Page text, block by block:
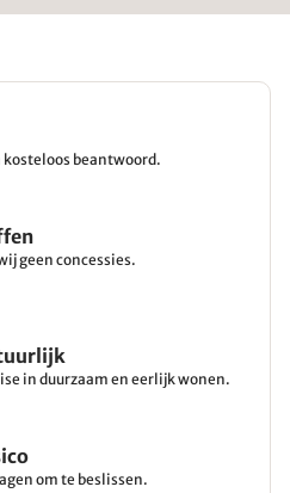
beantwoord.
geen concessies.
in duurzaam en eerlijk wonen.
om te beslissen.